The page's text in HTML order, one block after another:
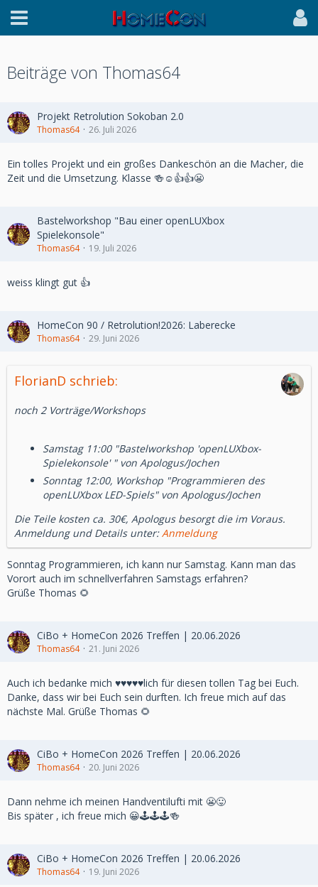
Beiträge von Thomas64
Projekt Retrolution Sokoban 2.0
Thomas64 26. Juli 2026
Ein tolles Projekt und ein großes Dankeschön an die Macher, die
Zeit und die Umsetzung. Klasse 🍻☺️👍👍😬
Bastelworkshop "Bau einer openLUXbox
Spielekonsole"
Thomas64 19. Juli 2026
weiss klingt gut 👍
HomeCon 90 / Retrolution!2026: Laberecke
Thomas64 29. Juni 2026
FlorianD schrieb:
noch 2 Vorträge/Workshops
Samstag 11:00 "Bastelworkshop 'openLUXbox-
Spielekonsole' " von Apologus/Jochen
Sonntag 12:00, Workshop "Programmieren des
openLUXbox LED-Spiels" von Apologus/Jochen
Die Teile kosten ca. 30€, Apologus besorgt die im Voraus.
Anmeldung und Details unter:Anmeldung
Sonntag Programmieren, ich kann nur Samstag. Kann man das
Vorort auch im schnellverfahren Samstags erfahren?
Grüße Thomas 🌻
CiBo + HomeCon 2026 Treffen | 20.06.2026
Thomas64 21. Juni 2026
Auch ich bedanke mich ♥️♥️♥️♥️♥️lich für diesen tollen Tag bei Euch.
Danke, dass wir bei Euch sein durften. Ich freue mich auf das
nächste Mal. Grüße Thomas 🌻
CiBo + HomeCon 2026 Treffen | 20.06.2026
Thomas64 20. Juni 2026
Dann nehme ich meinen Handventilufti mit 😬😛
Bis später , ich freue mich 😀🕹🕹🕹🍻
CiBo + HomeCon 2026 Treffen | 20.06.2026
Thomas64 19. Juni 2026